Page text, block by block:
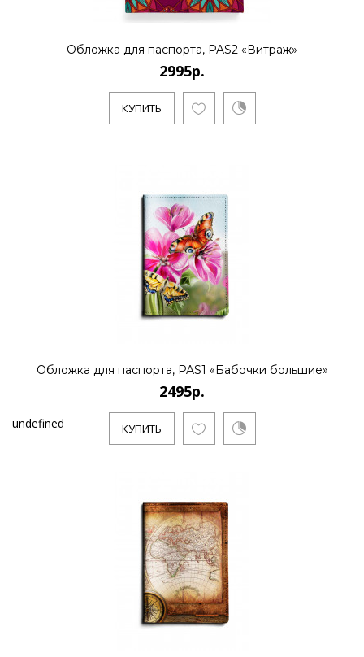
Обложка для паспорта, PAS2 «Витраж»
2995р.
КУПИТЬ
Обложка для паспорта, PAS1 «Бабочки большие»
2495р.
КУПИТЬ
undefined